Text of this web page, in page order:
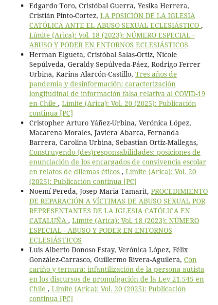
Edgardo Toro, Cristóbal Guerra, Yesika Herrera,
Cristián Pinto-Cortez, LA POSICIÓN DE LA IGLESIA
CATÓLICA ANTE EL ABUSO SEXUAL ECLESIÁSTICO ,
Límite (Arica): Vol. 18 (2023): NÚMERO ESPECIAL -
ABUSO Y PODER EN ENTORNOS ECLESIÁSTICOS
Herman Elgueta, Cristóbal Salas-Ortiz, Nicole
Sepúlveda, Geraldy Sepúlveda-Páez, Rodrigo Ferrer
Urbina, Karina Alarcón-Castillo, Tres años de
pandemia y desinformación: caracterización
longitudinal de información falsa relativa al COVID-19
en Chile , Límite (Arica): Vol. 20 (2025): Publicación
continua [PC]
Cristopher Arturo Yáñez-Urbina, Verónica López,
Macarena Morales, Javiera Abarca, Fernanda
Barrera, Carolina Urbina, Sebastian Ortiz-Mallegas,
Construyendo (des)responsabilidades: posiciones de
enunciación de los encargados de convivencia escolar
en relatos de dilemas éticos , Límite (Arica): Vol. 20
(2025): Publicación continua [PC]
Noemí Pereda, Josep Maria Tamarit, PROCEDIMIENTO
DE REPARACIÓN A VÍCTIMAS DE ABUSO SEXUAL POR
REPRESENTANTES DE LA IGLESIA CATÓLICA EN
CATALUÑA , Límite (Arica): Vol. 18 (2023): NÚMERO
ESPECIAL - ABUSO Y PODER EN ENTORNOS
ECLESIÁSTICOS
Luis Alberto Donoso Estay, Verónica López, Félix
González-Carrasco, Guillermo Rivera-Aguilera, Con
cariño y ternura: infantilización de la persona autista
en los discursos de promulgación de la Ley 21.545 en
Chile , Límite (Arica): Vol. 20 (2025): Publicación
continua [PC]